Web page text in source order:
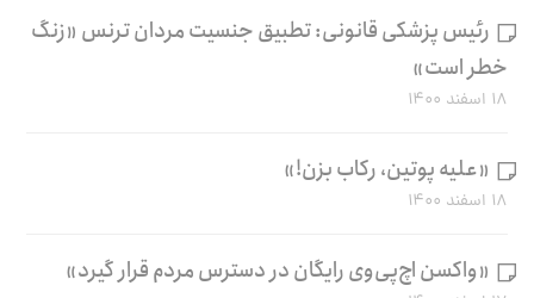
رئیس پزشکی قانونی: تطبیق جنسیت مردان ترنس «زنگ
خطر است»
۱۸ اسفند ۱۴۰۰
«علیه پوتین، رکاب بزن!»
۱۸ اسفند ۱۴۰۰
«واکسن اچ‌پی‌وی رایگان در دسترس مردم قرار گیرد»